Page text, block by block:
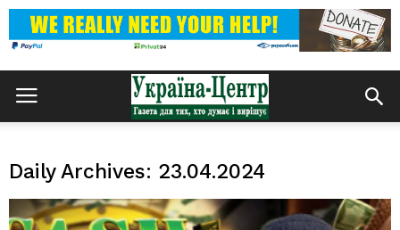
Daily Archives: 23.04.2024